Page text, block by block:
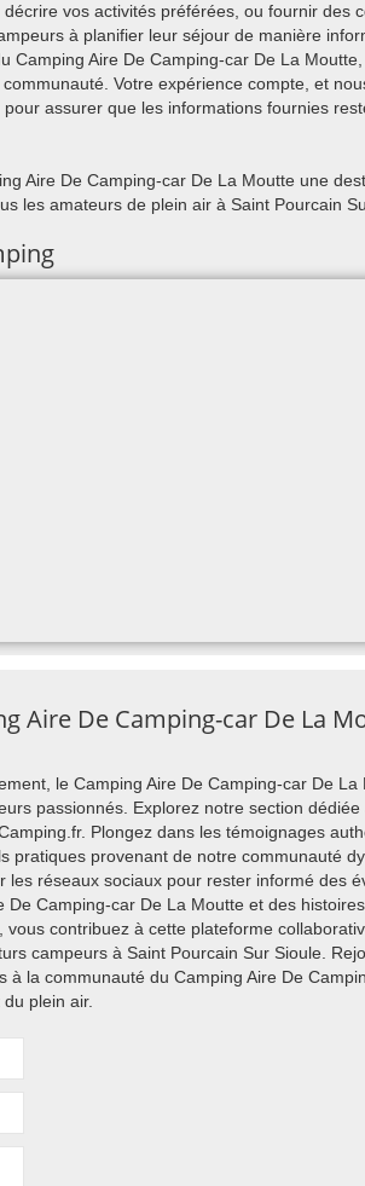
vos activités préférées, ou fournir des
à planifier leur séjour de manière
Camping Aire De Camping-car De La
Votre expérience compte, et
assurer que les informations fournies
Aire De Camping-car De La Moutte une
les amateurs de plein air à Saint Pourcain
Aire De Camping-car De La
le Camping Aire De Camping-car De La
passionnés. Explorez notre section
Plongez dans les témoignages
pratiques provenant de notre communauté
les réseaux sociaux pour rester informé des
De Camping-car De La Moutte et des
contribuez à cette plateforme
campeurs à Saint Pourcain Sur Sioule.
à la communauté du Camping Aire De
plein air.